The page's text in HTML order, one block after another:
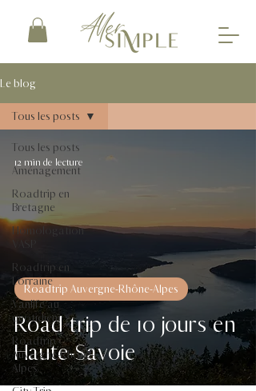
Le blog
Tous les posts
Aménagement
Roadtrip en
Bretagne
Homologation
Roadtrip en
Lorraine
Vanlife au
quotidien
Roadtrip
Auvergne-Rhône-
Alpes
Tous les posts
Road trip de 10 jours en
Haute-Savoie
Roadtrip Auvergne-Rhône-Alpes
12 min de lecture